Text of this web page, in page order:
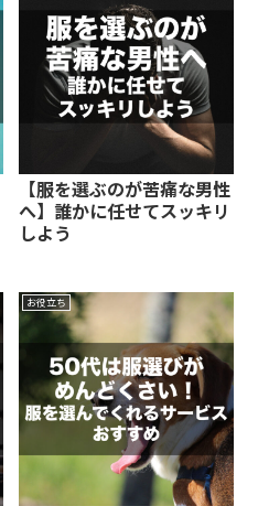
【服を選ぶのが苦痛な男性
へ】誰かに任せてスッキリ
しよう
お役立ち